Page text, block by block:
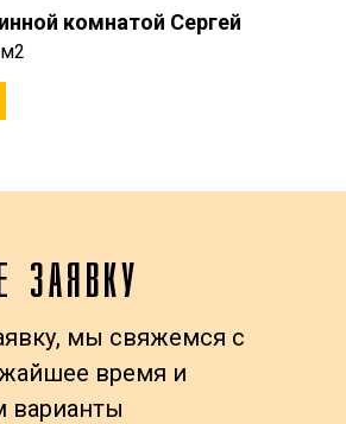
комнатой Сергей
ЗАЯВКУ
мы свяжемся с
время и
варианты